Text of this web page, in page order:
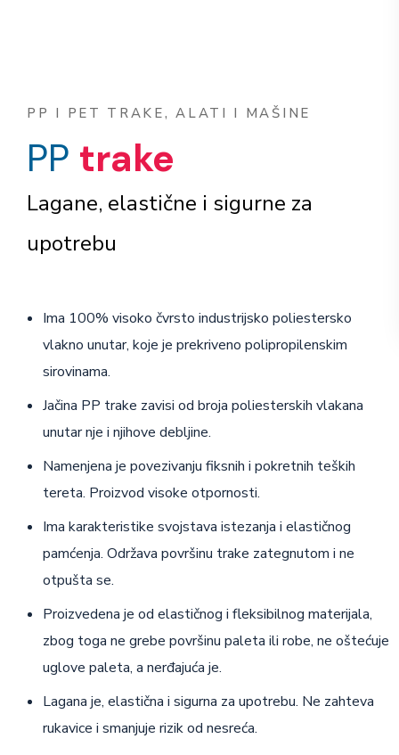
PP I PET TRAKE, ALATI I MAŠINE
PP trake
Lagane, elastične i sigurne za
upotrebu
Ima 100% visoko čvrsto industrijsko poliestersko
vlakno unutar, koje je prekriveno polipropilenskim
sirovinama.
Jačina PP trake zavisi od broja poliesterskih vlakana
unutar nje i njihove debljine.
Namenjena je povezivanju fiksnih i pokretnih teških
tereta. Proizvod visoke otpornosti.
Ima karakteristike svojstava istezanja i elastičnog
pamćenja. Održava površinu trake zategnutom i ne
otpušta se.
Proizvedena je od elastičnog i fleksibilnog materijala,
zbog toga ne grebe površinu paleta ili robe, ne oštećuje
uglove paleta, a nerđajuća je.
Lagana je, elastična i sigurna za upotrebu. Ne zahteva
rukavice i smanjuje rizik od nesreća.